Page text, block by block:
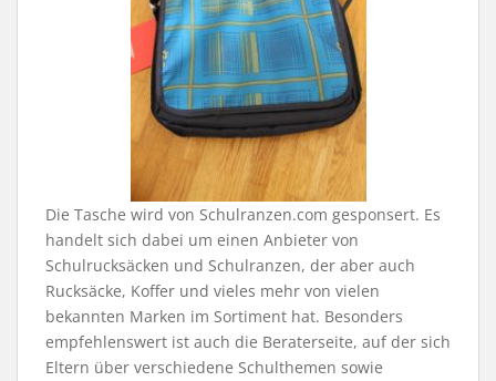
Die Tasche wird von Schulranzen.com gesponsert. Es
handelt sich dabei um einen Anbieter von
Schulrucksäcken und Schulranzen, der aber auch
Rucksäcke, Koffer und vieles mehr von vielen
bekannten Marken im Sortiment hat. Besonders
empfehlenswert ist auch die Beraterseite, auf der sich
Eltern über verschiedene Schulthemen sowie